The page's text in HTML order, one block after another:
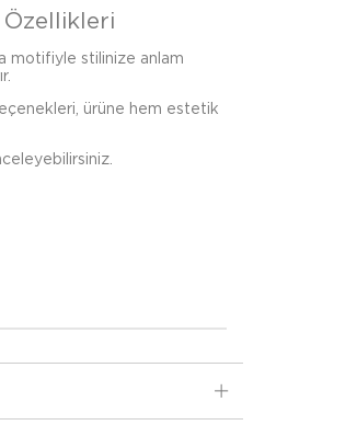
motifiyle stilinize anlam
ürüne hem estetik